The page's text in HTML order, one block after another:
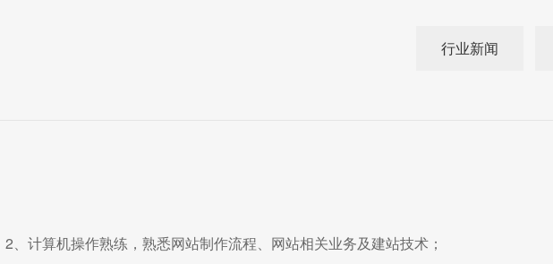
行业新闻
、计算机操作熟练，熟悉网站制作流程、网站相关业务及建站技术；